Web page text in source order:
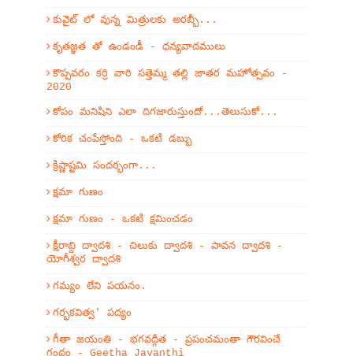
కువైట్ లో వున్న మిత్రులకు అరబ్బీ...
కృతజ్ఞత తో ఉండండీ - ధన్యవాదములు
కొప్పవరం కర్రి వారి సత్తెమ్మ తల్లి జాతర మహోత్సవం -
2020
కోపం మనిషిని ఎలా దిగజారుస్తుందో...తెలుసుకో...
కోరిక చంపేస్తోంది - ఒకటి డబ్బు
క్రిష్ణాష్టమి సందర్భంగా...
క్షమా గుణం
క్షమా గుణం - ఒకటి క్షమించడం
క్షీరాబ్ది ద్వాదశి - చిలుకు ద్వాదశి - పావన ద్వాదశి -
యోగీశ్వర ద్వాదశి
గమ్యం లేని పయనం.
గర్భకవిత్వ' పద్యం
గీతా జయంతి - భగవద్గీత - ప్రపంచమంతా గౌరవించే
గ్రంథం - Geetha Jayanthi